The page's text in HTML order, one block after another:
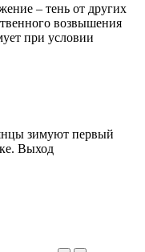
– тень от других
возвышения
при условии
зимуют первый
Выход